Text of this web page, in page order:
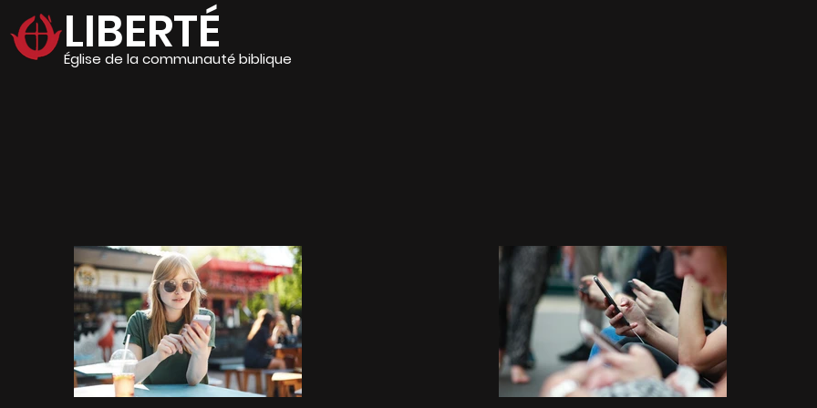
LIBERTÉ
Église de la communauté biblique